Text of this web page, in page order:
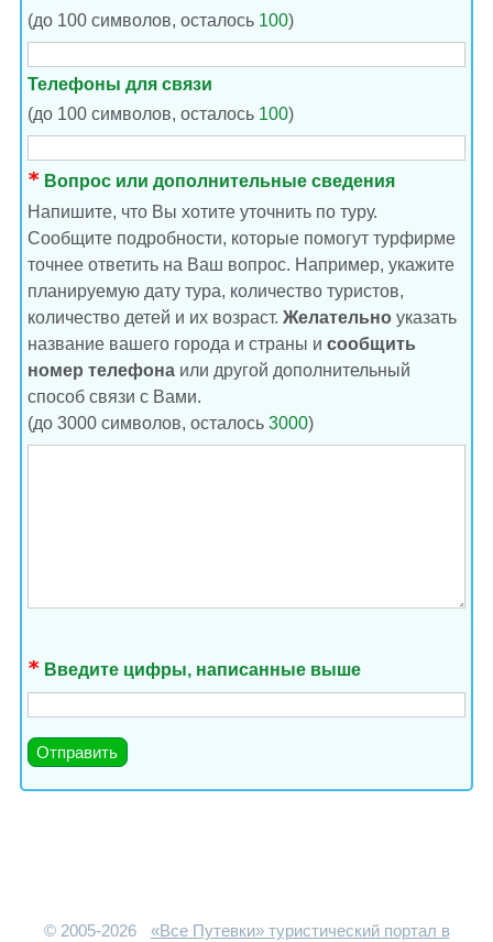
(до 100 символов, осталось 100)
Телефоны для связи
(до 100 символов, осталось 100)
Вопрос или дополнительные сведения
Напишите, что Вы хотите уточнить по туру.
Сообщите подробности, которые помогут турфирме
точнее ответить на Ваш вопрос. Например, укажите
планируемую дату тура, количество туристов,
количество детей и их возраст. Желательно указать
название вашего города и страны и сообщить
номер телефона или другой дополнительный
способ связи с Вами.
(до 3000 символов, осталось 3000)
Введите цифры, написанные выше
© 2005-2026 «Все Путевки» туристический портал в